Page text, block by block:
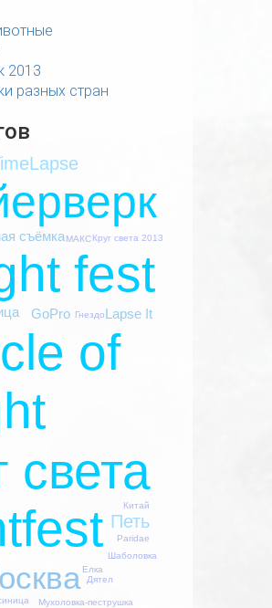
2013
разных стран
of
света
fest
Петь
GoPro
съёмка
Lapse It
Гнездо
Дятел
Круг света 2013
Елка
Paridae
Китай
МАКС
Мухоловка-пеструшка
Шаболовка